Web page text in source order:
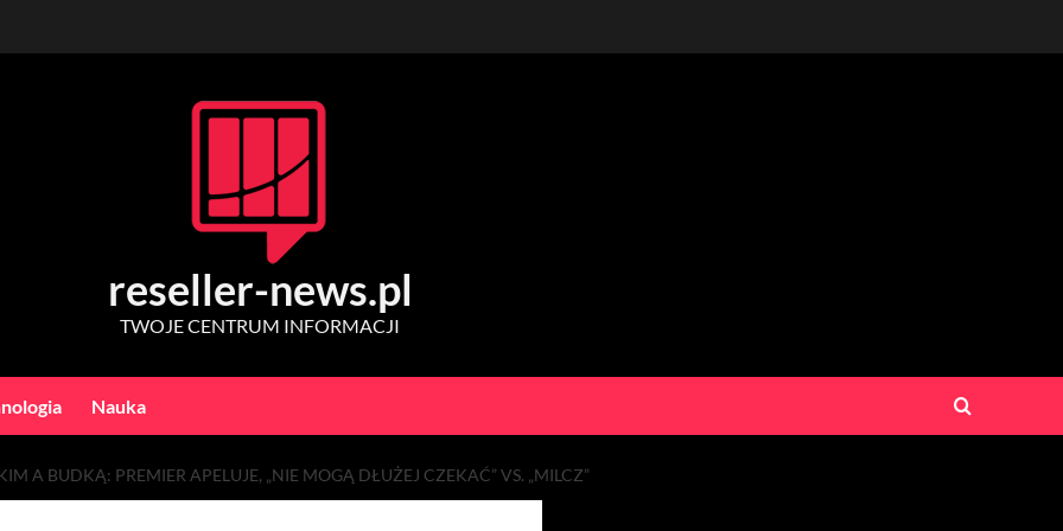
reseller-news.pl
TWOJE CENTRUM INFORMACJI
Nauka
A BUDKĄ: PREMIER APELUJE, „NIE MOGĄ DŁUŻEJ CZEKAĆ” VS. „MILCZ”